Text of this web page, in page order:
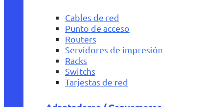
Cables de red
Punto de acceso
Routers
Servidores de impresión
Racks
Switchs
Tarjestas de red